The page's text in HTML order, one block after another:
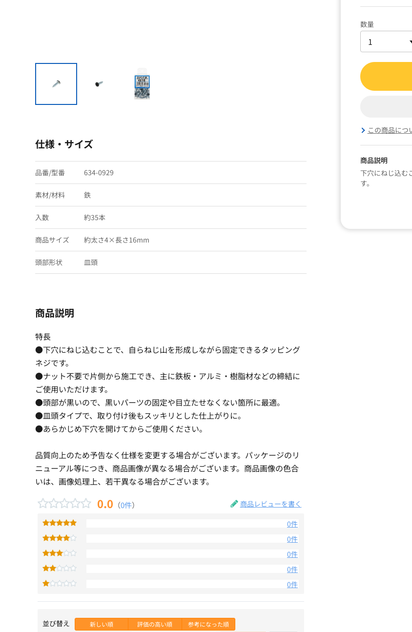
数量
この商品につ
商品説明
下穴にねじ込む
す。
仕様・サイズ
品番/型番 634-0929
素材/材料 鉄
入数 約35本
商品サイズ 約太さ4×長さ16mm
頭部形状 皿頭
商品説明
特長
●下穴にねじ込むことで、自らねじ山を形成しながら固定できるタッピング
ネジです。
●ナット不要で片側から施工でき、主に鉄板・アルミ・樹脂材などの締結に
ご使用いただけます。
●頭部が黒いので、黒いパーツの固定や目立たせなくない箇所に最適。
●皿頭タイプで、取り付け後もスッキリとした仕上がりに。
●あらかじめ下穴を開けてからご使用ください。
品質向上のため予告なく仕様を変更する場合がございます。パッケージのリ
ニューアル等につき、商品画像が異なる場合がございます。商品画像の色合
いは、画像処理上、若干異なる場合がございます。
0.0 （0件） 商品レビューを書く
0件
0件
0件
0件
0件
並び替え 新しい順 評価の高い順 参考になった順